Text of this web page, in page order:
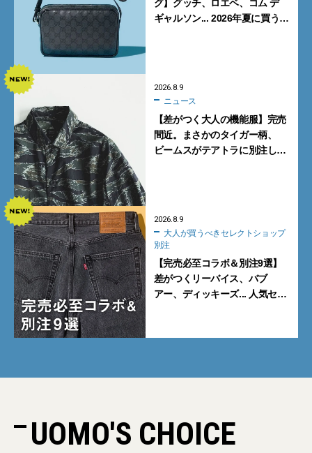
グ】グッチ、ロエベ、コム デ
ギャルソン... 2026年夏に買うべ
2026.8.9
ニュース
【差がつく大人の機能服】完売
間近。まさかのタイガー柄、
ビームスがテアトラに別注した
2026.8.9
別注
【完売必至コラボ＆別注9選】
差がつくリーバイス、バブ
アー、ディッキーズ... 人気セレ
UOMO'S CHOICE